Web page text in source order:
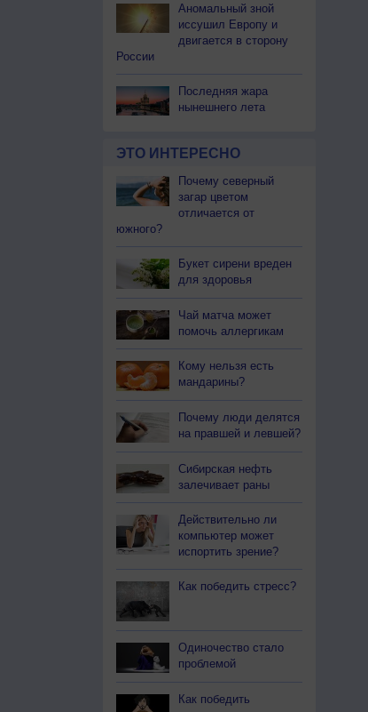
Аномальный зной
иссушил Европу и
двигается в сторону
России
Последняя жара
нынешнего лета
ЭТО ИНТЕРЕСНО
Почему северный
загар цветом
отличается от
южного?
Букет сирени вреден
для здоровья
Чай матча может
помочь аллергикам
Кому нельзя есть
мандарины?
Почему люди делятся
на правшей и левшей?
Сибирская нефть
залечивает раны
Действительно ли
компьютер может
испортить зрение?
Как победить стресс?
Одиночество стало
проблемой
Как победить